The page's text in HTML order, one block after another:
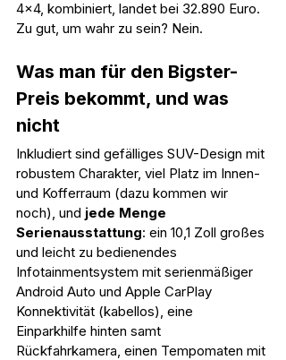
4x4, kombiniert, landet bei 32.890 Euro.
Zu gut, um wahr zu sein? Nein.
Was man für den Bigster-
Preis bekommt, und was
nicht
Inkludiert sind gefälliges SUV-Design mit
robustem Charakter, viel Platz im Innen-
und Kofferraum (dazu kommen wir
noch), und jede Menge
Serienausstattung: ein 10,1 Zoll großes
und leicht zu bedienendes
Infotainmentsystem mit serienmäßiger
Android Auto und Apple CarPlay
Konnektivität (kabellos), eine
Einparkhilfe hinten samt
Rückfahrkamera, einen Tempomaten mit